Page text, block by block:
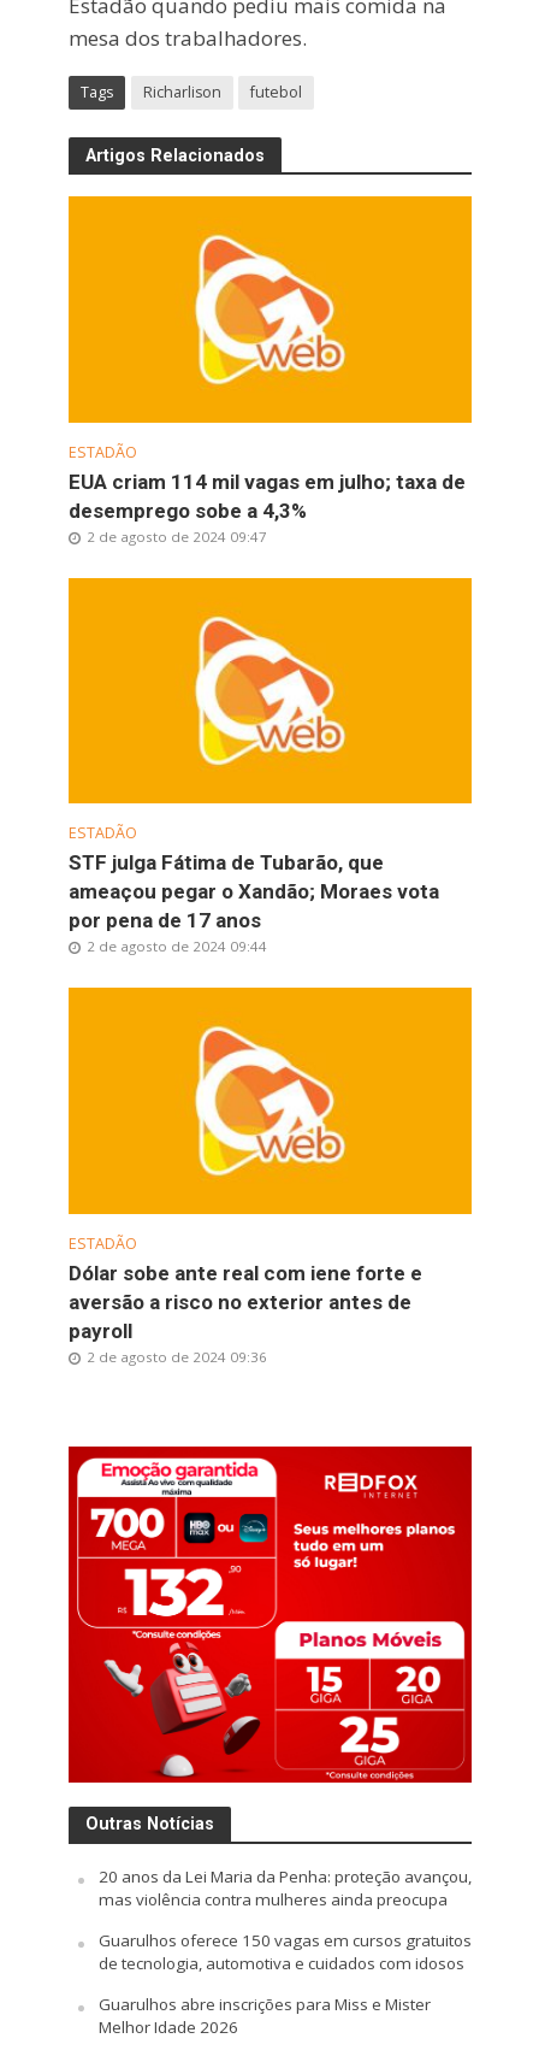
Estadão quando pediu mais comida na
mesa dos trabalhadores.
Tags Richarlison futebol
Artigos Relacionados
ESTADÃO
EUA criam 114 mil vagas em julho; taxa de
desemprego sobe a 4,3%
2 de agosto de 2024 09:47
ESTADÃO
STF julga Fátima de Tubarão, que
ameaçou pegar o Xandão; Moraes vota
por pena de 17 anos
2 de agosto de 2024 09:44
ESTADÃO
Dólar sobe ante real com iene forte e
aversão a risco no exterior antes de
payroll
2 de agosto de 2024 09:36
Outras Notícias
20 anos da Lei Maria da Penha: proteção avançou,
mas violência contra mulheres ainda preocupa
Guarulhos oferece 150 vagas em cursos gratuitos
de tecnologia, automotiva e cuidados com idosos
Guarulhos abre inscrições para Miss e Mister
Melhor Idade 2026